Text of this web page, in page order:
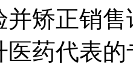
并矫正销
升医药代表